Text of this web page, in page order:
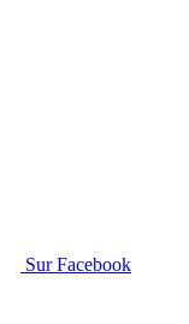
Sur Facebook